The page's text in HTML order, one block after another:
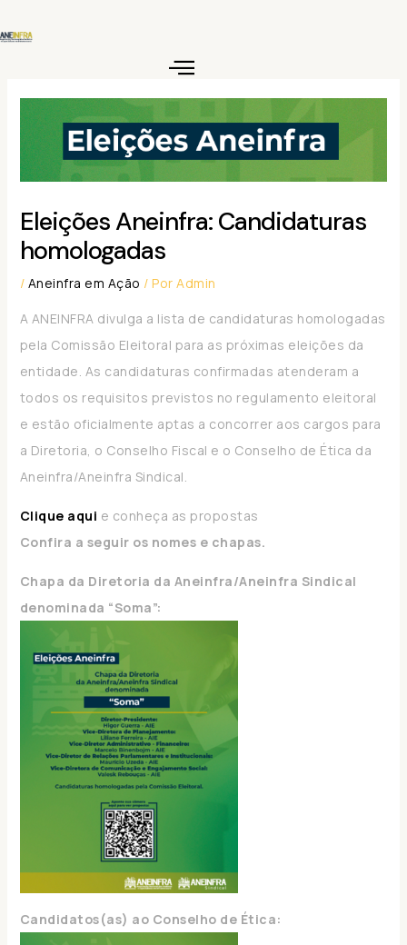
para
Eleições Aneinfra: Candidaturas
homologadas
/ Aneinfra em Ação / PorAdmin
A ANEINFRA divulga a lista de candidaturas homologadas
pela Comissão Eleitoral para as próximas eleições da
entidade. As candidaturas confirmadas atenderam a
todos os requisitos previstos no regulamento eleitoral
e estão oficialmente aptas a concorrer aos cargos para
a Diretoria, o Conselho Fiscal e o Conselho de Ética da
Aneinfra/Aneinfra Sindical.
Clique aqui e conheça as propostas
Confira a seguir os nomes e chapas.
Chapa da Diretoria da Aneinfra/Aneinfra Sindical
denominada “Soma”:
Candidatos(as) ao Conselho de Ética: